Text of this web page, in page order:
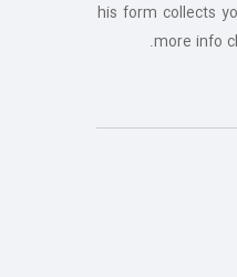
This form collects
more info